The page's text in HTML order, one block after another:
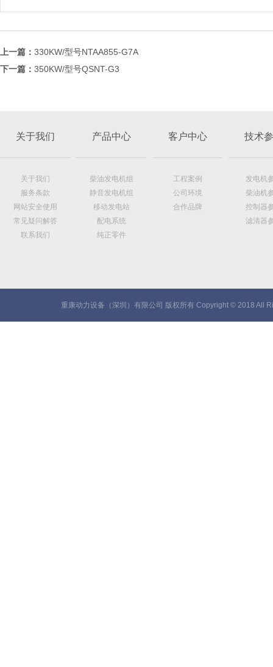
上一篇： 330KW/型号NTAA855-G7A
下一篇： 350KW/型号QSNT-G3
关于我们
关于我们
服务条款
网站安全使用
常见疑问解答
联系我们
产品中心
柴油发电机组
静音发电机组
移动发电站
配电系统
纯正零件
客户中心
工程案例
公司环境
合作品牌
技术
发电机
柴油机
控制器
滤清器
重康动力设备（深圳）有限公司 版权所有 Copyright © 2018 All